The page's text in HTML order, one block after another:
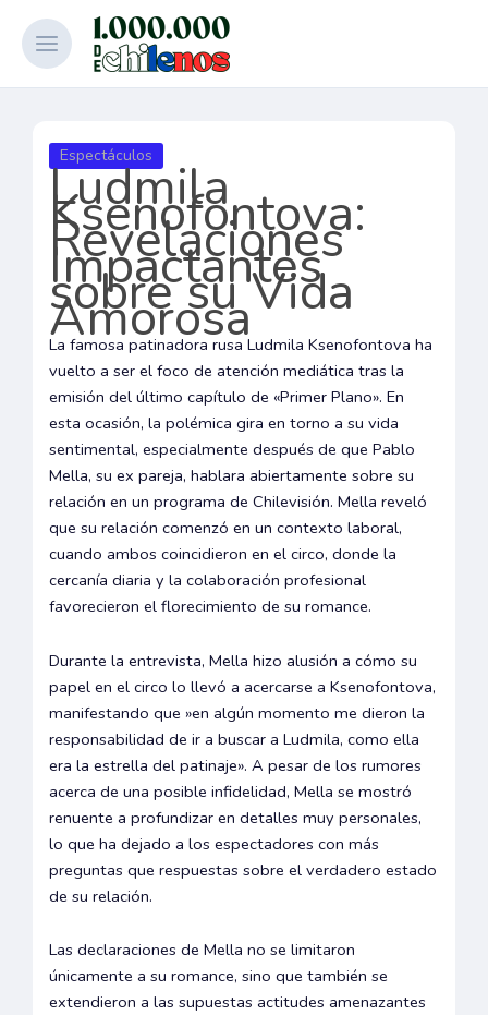
contenido
Espectáculos
Ludmila
Ksenofontova:
Revelaciones
Impactantes
sobre su Vida
Amorosa
La famosa patinadora rusa Ludmila Ksenofontova ha
vuelto a ser el foco de atención mediática tras la
emisión del último capítulo de «Primer Plano». En
esta ocasión, la polémica gira en torno a su vida
sentimental, especialmente después de que Pablo
Mella, su ex pareja, hablara abiertamente sobre su
relación en un programa de Chilevisión. Mella reveló
que su relación comenzó en un contexto laboral,
cuando ambos coincidieron en el circo, donde la
cercanía diaria y la colaboración profesional
favorecieron el florecimiento de su romance.
Durante la entrevista, Mella hizo alusión a cómo su
papel en el circo lo llevó a acercarse a Ksenofontova,
manifestando que »en algún momento me dieron la
responsabilidad de ir a buscar a Ludmila, como ella
era la estrella del patinaje». A pesar de los rumores
acerca de una posible infidelidad, Mella se mostró
renuente a profundizar en detalles muy personales,
lo que ha dejado a los espectadores con más
preguntas que respuestas sobre el verdadero estado
de su relación.
Las declaraciones de Mella no se limitaron
únicamente a su romance, sino que también se
extendieron a las supuestas actitudes amenazantes